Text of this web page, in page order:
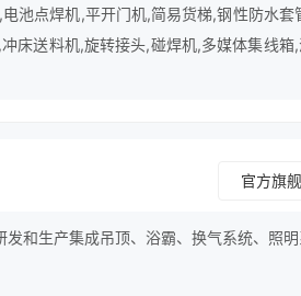
池点焊机,平开门机,简易货梯,钢性防水套
床送料机,旋转接头,碰焊机,多媒体集线箱,
官方旗
和生产集成吊顶、浴霸、换气系统、照